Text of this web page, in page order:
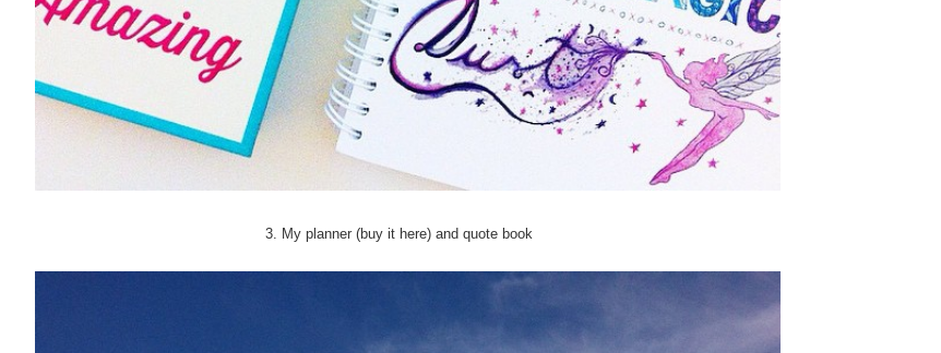
3. My planner (buy it here) and quote book